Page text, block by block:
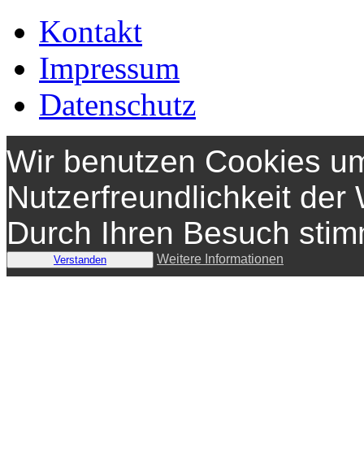
Kontakt
Impressum
Datenschutz
Wir benutzen Cookies
Nutzerfreundlichkeit der
Durch Ihren Besuch
Verstanden Weitere Informationen